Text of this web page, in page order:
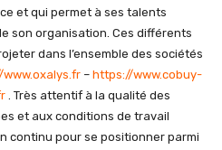
et qui permet à ses talents
son organisation. Ces différents
dans l’ensemble des sociétés
– https://www.cobuy-
. Très attentif à la qualité des
et aux conditions de travail
continu pour se positionner parmi